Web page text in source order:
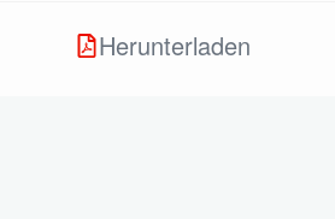
Herunterladen